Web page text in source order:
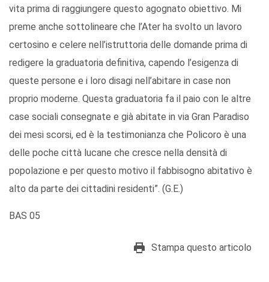
vita prima di raggiungere questo agognato obiettivo. Mi
preme anche sottolineare che l’Ater ha svolto un lavoro
certosino e celere nell’istruttoria delle domande prima di
redigere la graduatoria definitiva, capendo l’esigenza di
queste persone e i loro disagi nell’abitare in case non
proprio moderne. Questa graduatoria fa il paio con le altre
case sociali consegnate e già abitate in via Gran Paradiso
dei mesi scorsi, ed è la testimonianza che Policoro è una
delle poche città lucane che cresce nella densità di
popolazione e per questo motivo il fabbisogno abitativo è
alto da parte dei cittadini residenti”. (G.E.)
BAS 05
Stampa questo articolo